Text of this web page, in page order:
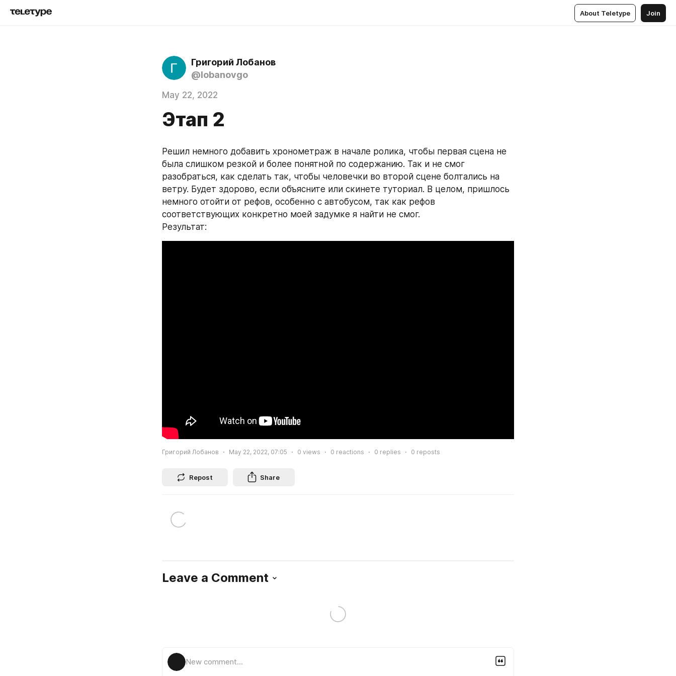
About Teletype Join
Григорий Лобанов
@lobanovgo
May 22, 2022
Этап 2
Решил немного добавить хронометраж в начале ролика, чтобы первая сцена не
была слишком резкой и более понятной по содержанию. Так и не смог
разобраться, как сделать так, чтобы человечки во второй сцене болтались на
ветру. Будет здорово, если объясните или скинете туториал. В целом, пришлось
немного отойти от рефов, особенно с автобусом, так как рефов
соответствующих конкретно моей задумке я найти не смог.
Результат:
Григорий Лобанов May 22, 2022, 07:05 0 views 0 reactions 0 replies 0 reposts
Repost Share
Leave a Comment